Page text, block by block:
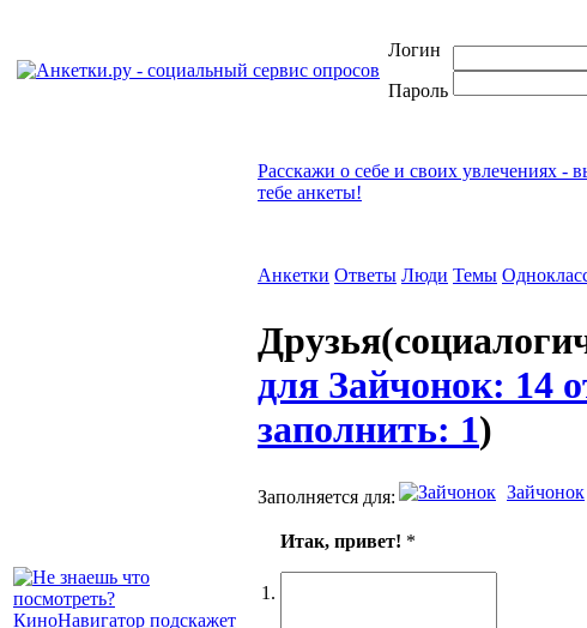
Логин
Пароль
Расскажи о себе и своих увлечениях -
тебе анкеты!
Анкетки Ответы Люди Темы
для Зайчонок: 14
заполнить: 1)
Заполняется для: Зайчонок
1.
Итак, привет! *